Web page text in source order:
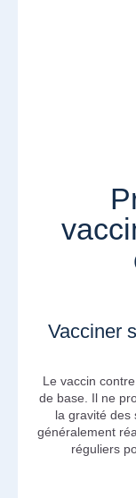
Vacciner
Le vaccin
de base. Il ne
la gravité des
généralement
réguliers